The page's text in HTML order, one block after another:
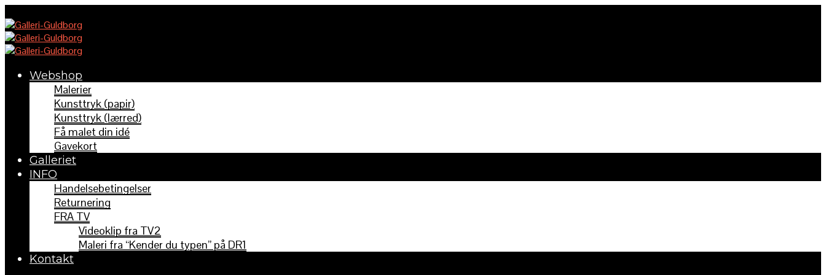
Webshop
Malerier
Kunsttryk (papir)
Kunsttryk (lærred)
Få malet din idé
Gavekort
Galleriet
INFO
Handelsebetingelser
Returnering
FRA TV
Videoklip fra TV2
Maleri fra “Kender du typen” på DR1
Kontakt